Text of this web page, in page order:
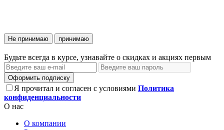
Не принимаю принимаю
Будьте всегда в курсе, узнавайте о скидках и акциях первым
Оформить подписку
Я прочитал и согласен с условиями Политика
конфиденциальности
О нас
О компании